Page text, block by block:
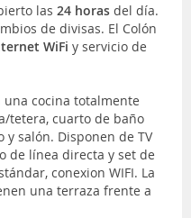
las 24 horas del día.
de divisas. El Colón
WiFi y servicio de
cocina totalmente
tetera, cuarto de baño
salón. Disponen de TV
de línea directa y set de
conexion WIFI. La
una terraza frente a